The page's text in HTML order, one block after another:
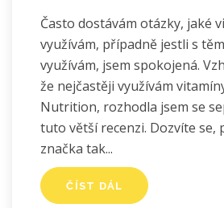
Často dostávám otázky, jaké
využívám, případně jestli s
využívám, jsem spokojená.
že nejčastěji využívám
Nutrition, rozhodla jsem se
tuto větší recenzi. Dozvíte se,
značka tak
ČÍST DÁL